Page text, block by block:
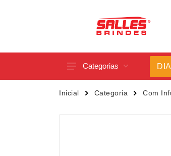
Categorias
Acessórios p/ Celular
Inicial Categoria Com